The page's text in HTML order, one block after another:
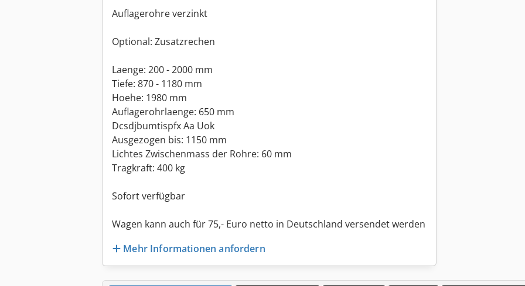
Auflagerohre verzinkt
Optional: Zusatzrechen
Laenge: 200 - 2000 mm
Tiefe: 870 - 1180 mm
Hoehe: 1980 mm
Auflagerohrlaenge: 650 mm
Dcsdjbumtispfx Aa Uok
Ausgezogen bis: 1150 mm
Lichtes Zwischenmass der Rohre: 60 mm
Tragkraft: 400 kg
Sofort verfügbar
Wagen kann auch für 75,- Euro netto in Deutschland versendet werden
Mehr Informationen anfordern